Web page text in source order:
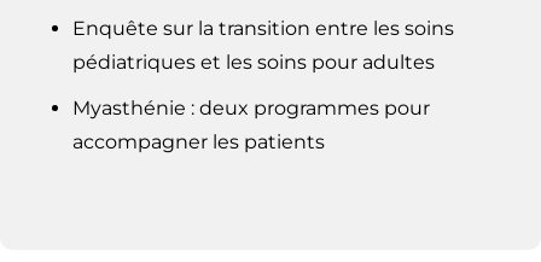
Enquête sur la transition entre les soins
pédiatriques et les soins pour adultes
Myasthénie : deux programmes pour
accompagner les patients